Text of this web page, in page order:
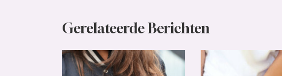
Gerelateerde Berichten